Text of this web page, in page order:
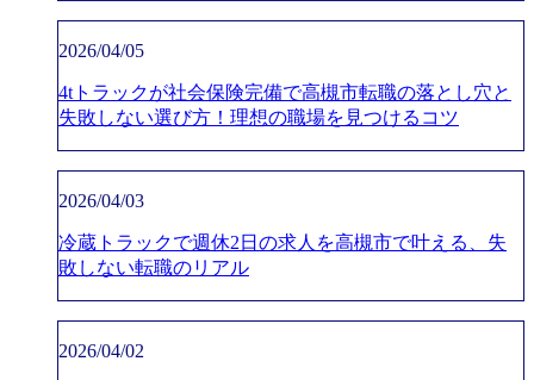
2026/04/05
4tトラックが社会保険完備で高槻市転職の落とし穴と
失敗しない選び方！理想の職場を見つけるコツ
2026/04/03
冷蔵トラックで週休2日の求人を高槻市で叶える、失
敗しない転職のリアル
2026/04/02